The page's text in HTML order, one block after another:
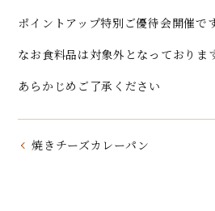
ポイントアップ特別ご優待会開催で
なお食料品は対象外となっております
あらかじめご了承ください
焼きチーズカレーパン